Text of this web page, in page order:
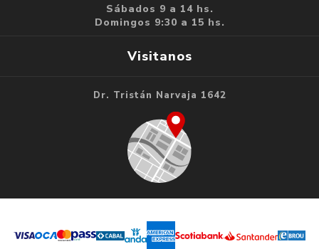
Sábados 9 a 14 hs.
Domingos 9:30 a 15 hs.
Visitanos
Dr. Tristán Narvaja 1642